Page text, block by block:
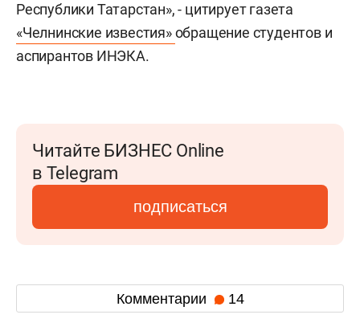
Республики Татарстан», - цитирует газета
«Челнинские известия»обращение студентов и
аспирантов ИНЭКА.
Читайте БИЗНЕС Online
в Telegram
подписаться
Комментарии 14